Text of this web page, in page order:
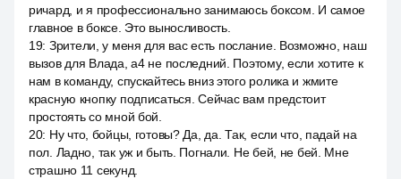
ричард, и я профессионально занимаюсь боксом. И самое
главное в боксе. Это выносливость.
19: Зрители, у меня для вас есть послание. Возможно, наш
вызов для Влада, a4 не последний. Поэтому, если хотите к
нам в команду, спускайтесь вниз этого ролика и жмите
красную кнопку подписаться. Сейчас вам предстоит
простоять со мной бой.
20: Ну что, бойцы, готовы? Да, да. Так, если что, падай на
пол. Ладно, так уж и быть. Погнали. Не бей, не бей. Мне
страшно 11 секунд.